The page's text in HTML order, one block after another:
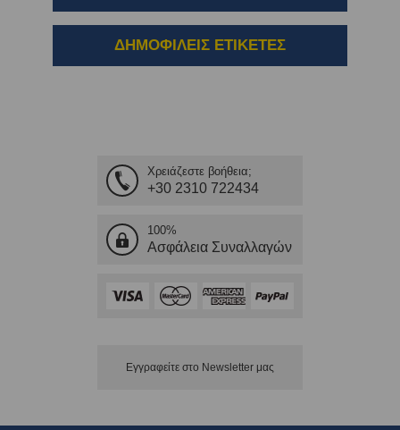
ΔΗΜΟΦΙΛΕΙΣ ΕΤΙΚΕΤΕΣ
Χρειάζεστε βοήθεια;
+30 2310 722434
100%
Ασφάλεια Συναλλαγών
Εγγραφείτε στο Νewsletter μας